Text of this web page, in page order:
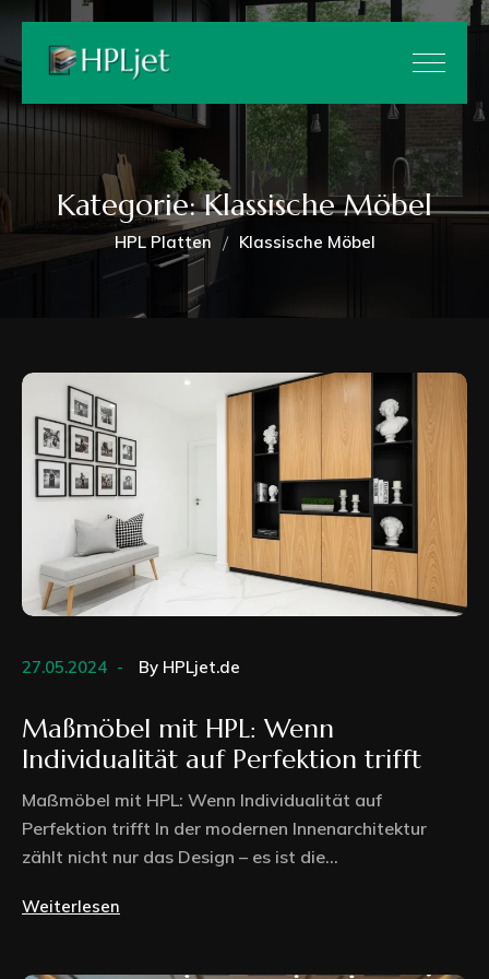
Kategorie:Klassische Möbel
HPL Platten Klassische Möbel
27.05.2024 By HPLjet.de
Maßmöbel mit HPL: Wenn
Individualität auf Perfektion trifft
Maßmöbel mit HPL: Wenn Individualität auf
Perfektion trifft In der modernen Innenarchitektur
zählt nicht nur das Design – es ist die...
Weiterlesen